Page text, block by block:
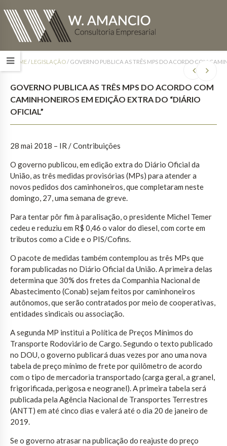
HOME/ LEGISLAÇÃO/ GOVERNO PUBLICA AS TRÊS MPS DO ACORDO COM
GOVERNO PUBLICA AS TRÊS MPS DO ACORDO COM
CAMINHONEIROS EM EDIÇÃO EXTRA DO “DIÁRIO
OFICIAL”
28 mai 2018 – IR / Contribuições
O governo publicou, em edição extra do Diário Oficial da
União, as três medidas provisórias (MPs) para atender a
novos pedidos dos caminhoneiros, que completaram neste
domingo, 27, uma semana de greve.
Para tentar pôr fim à paralisação, o presidente Michel Temer
cedeu e reduziu em R$ 0,46 o valor do diesel, com corte em
tributos como a Cide e o PIS/Cofins.
O pacote de medidas também contemplou as três MPs que
foram publicadas no Diário Oficial da União. A primeira delas
determina que 30% dos fretes da Companhia Nacional de
Abastecimento (Conab) sejam feitos por caminhoneiros
autônomos, que serão contratados por meio de cooperativas,
entidades sindicais ou associação.
A segunda MP institui a Política de Preços Mínimos do
Transporte Rodoviário de Cargo. Segundo o texto publicado
no DOU, o governo publicará duas vezes por ano uma nova
tabela de preço mínimo de frete por quilômetro de acordo
com o tipo de mercadoria transportado (carga geral, a granel,
frigorificada, perigosa e neogranel). A primeira tabela será
publicada pela Agência Nacional de Transportes Terrestres
(ANTT) em até cinco dias e valerá até o dia 20 de janeiro de
2019.
Se o governo atrasar na publicação do reajuste do preço